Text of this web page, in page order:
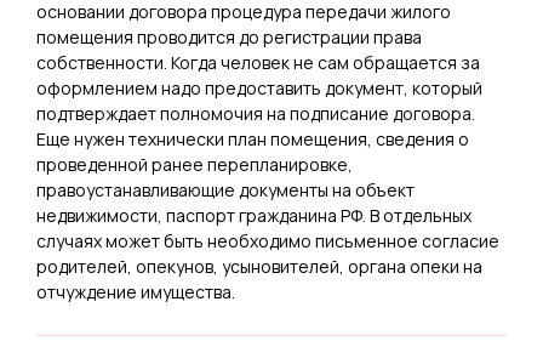
основании договора процедура передачи жилого
помещения проводится до регистрации права
собственности. Когда человек не сам обращается за
оформлением надо предоставить документ, который
подтверждает полномочия на подписание договора.
Еще нужен технически план помещения, сведения о
проведенной ранее перепланировке,
правоустанавливающие документы на объект
недвижимости, паспорт гражданина РФ. В отдельных
случаях может быть необходимо письменное согласие
родителей, опекунов, усыновителей, органа опеки на
отчуждение имущества.